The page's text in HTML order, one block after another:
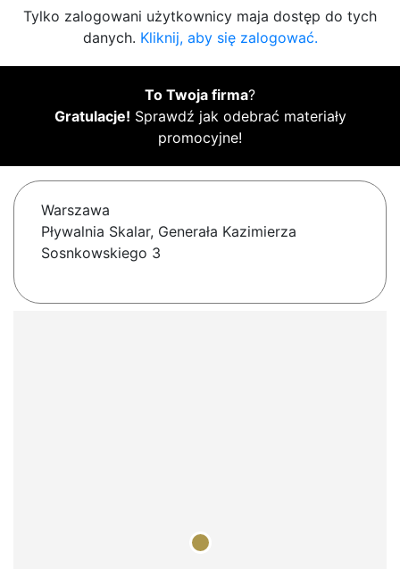
Tylko zalogowani użytkownicy maja dostęp do tych
danych. Kliknij, aby się zalogować.
To Twoja firma?
Gratulacje! Sprawdź jak odebrać materiały
promocyjne!
Warszawa
Pływalnia Skalar, Generała Kazimierza
Sosnkowskiego 3